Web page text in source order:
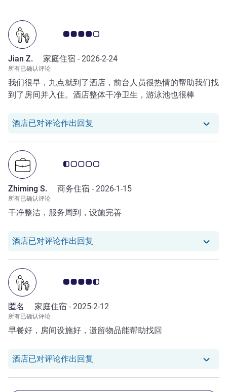
客户意见评级 4.0/5
Jian Z. 家庭住宿 - 2026-2-24
所有已确认评论
我们很早，九点就到了酒店，前台人员很热情的帮助我们找
到了房间并入住。酒店整体干净卫生，游泳池也很棒
酒店已对评论作出回复 我们酒店已对 Jian Z. 的评论作出回复
客户意见评级 0.5/5
Zhiming S. 商务住宿 - 2026-1-15
所有已确认评论
干净整洁，服务周到，设施完善
酒店已对评论作出回复 我们酒店已对 Zhiming S. 的评论作
客户意见评级 4.5/5
匿名 家庭住宿 - 2025-2-12
所有已确认评论
早餐好，房间设施好，遗留物品能帮助找回
酒店已对评论作出回复 我们酒店已对 null 的评论作出回复